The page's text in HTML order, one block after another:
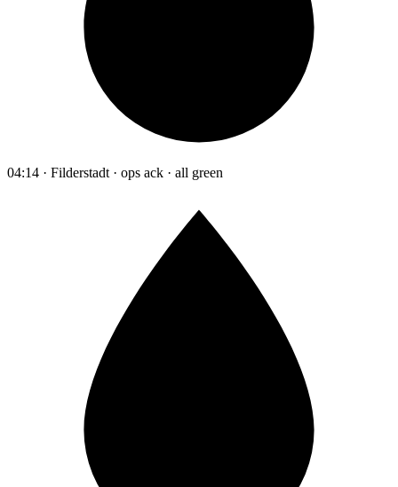
04:14 · Filderstadt · ops ack · all green